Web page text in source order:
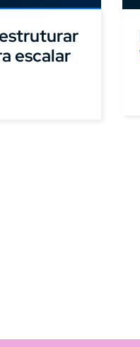
escalar